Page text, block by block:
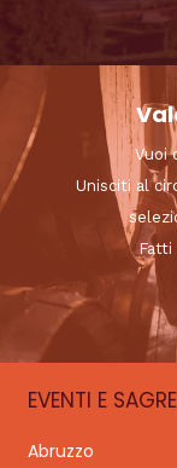
Vuoi
Unisciti al
Fatti
EVENTI E
Abruzzo